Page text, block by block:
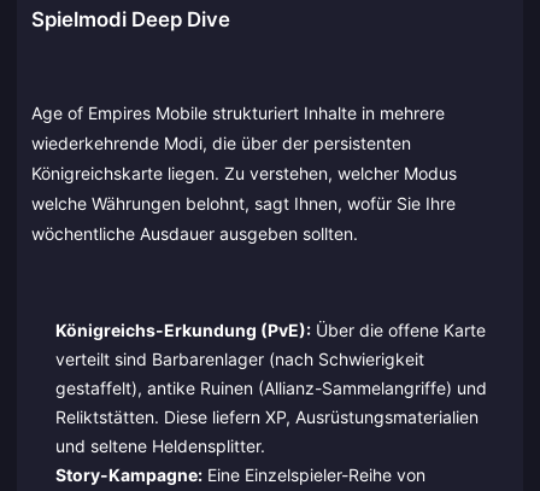
Spielmodi Deep Dive
Age of Empires Mobile strukturiert Inhalte in mehrere
wiederkehrende Modi, die über der persistenten
Königreichskarte liegen. Zu verstehen, welcher Modus
welche Währungen belohnt, sagt Ihnen, wofür Sie Ihre
wöchentliche Ausdauer ausgeben sollten.
Königreichs-Erkundung (PvE):Über die offene Karte
verteilt sind Barbarenlager (nach Schwierigkeit
gestaffelt), antike Ruinen (Allianz-Sammelangriffe) und
Reliktstätten. Diese liefern XP, Ausrüstungsmaterialien
und seltene Heldensplitter.
Story-Kampagne:Eine Einzelspieler-Reihe von